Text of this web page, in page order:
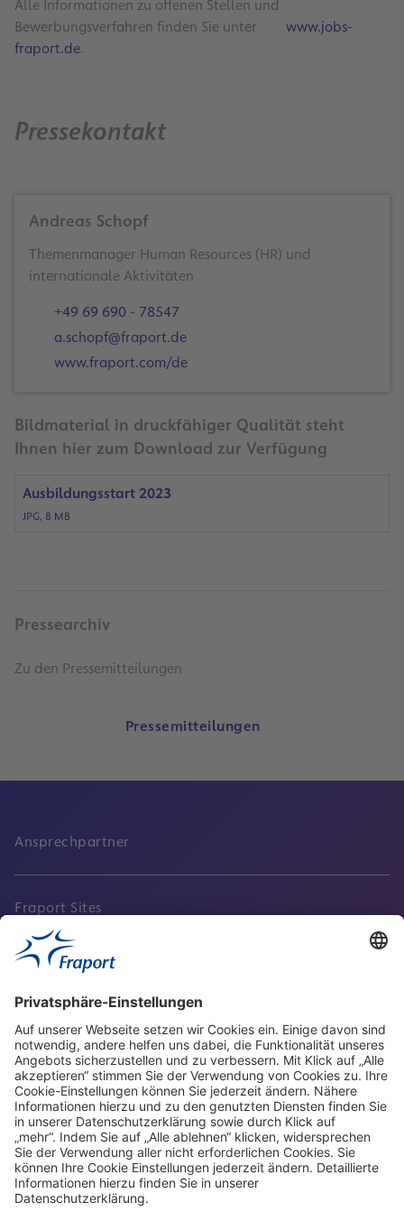
Alle Informationen zu offenen Stellen und
Bewerbungsverfahren finden Sie unter
www.jobs-
fraport.de.
Pressekontakt
Andreas Schopf
Themenmanager Human Resources (HR) und
+49 69 690 - 78547
a.schopf@fraport.de
www.fraport.com/de
Bildmaterial in druckfähiger Qualität steht
Ihnen hier zum Download zur Verfügung
Ausbildungsstart 2023
JPG, 8 MB
Pressearchiv
Zu den Pressemitteilungen
Pressemitteilungen
Ansprechpartner
Fraport Sites
Aktuell
Service
Frankfurt Airport
properties.socialType
properties.socialType
properties.socialType
properties.socialType
Frankfurt CargoHub